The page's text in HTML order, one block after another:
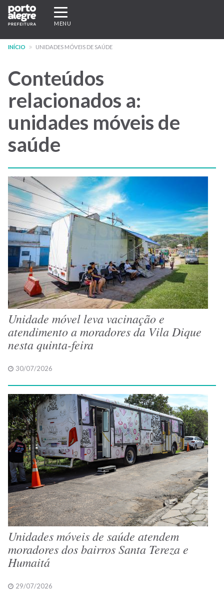
Pular
para
conteúdo
Expandir/recolher
navegação
MENU
INÍCIO UNIDADES MÓVEIS DE SAÚDE
Conteúdos
relacionados a:
unidades móveis de
saúde
Unidade móvel leva vacinação e
atendimento a moradores da Vila Dique
nesta quinta-feira
30/07/2026
Unidades móveis de saúde atendem
moradores dos bairros Santa Tereza e
Humaitá
29/07/2026